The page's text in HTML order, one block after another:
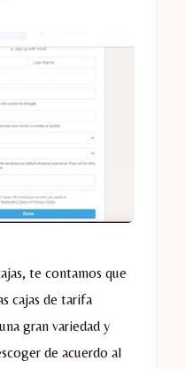
te contamos que
cajas de tarifa
gran variedad y
de acuerdo al